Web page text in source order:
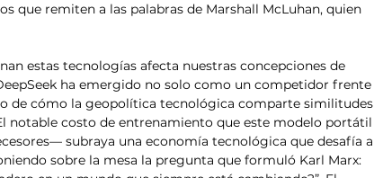
que remiten a las palabras de Marshall McLuhan, quien
estas tecnologías afecta nuestras concepciones de
ha emergido no solo como un competidor frente
de cómo la geopolítica tecnológica comparte similitudes
notable costo de entrenamiento que este modelo portátil
subraya una economía tecnológica que desafía a
sobre la mesa la pregunta que formuló Karl Marx: